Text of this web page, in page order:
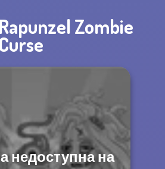
Rapunzel Zombie
Curse
недоступна на